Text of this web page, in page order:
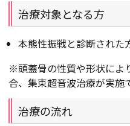
治療対象となる方
本態性振戦と診断された
※頭蓋骨の性質や形状によ
合、集束超音波治療が実施
治療の流れ